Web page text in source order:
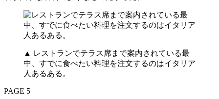
▲ レストランでテラス席まで案内されている最
中、すでに食べたい料理を注文するのはイタリア
人あるある。
PAGE 5